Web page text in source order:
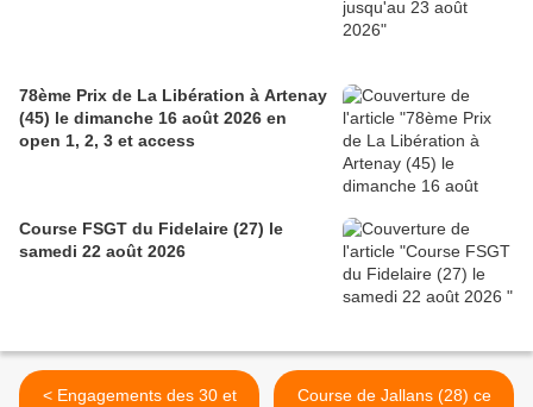
78ème Prix de La Libération à Artenay
(45) le dimanche 16 août 2026 en
open 1, 2, 3 et access
Course FSGT du Fidelaire (27) le
samedi 22 août 2026
< Engagements des 30 et
Course de Jallans (28) ce